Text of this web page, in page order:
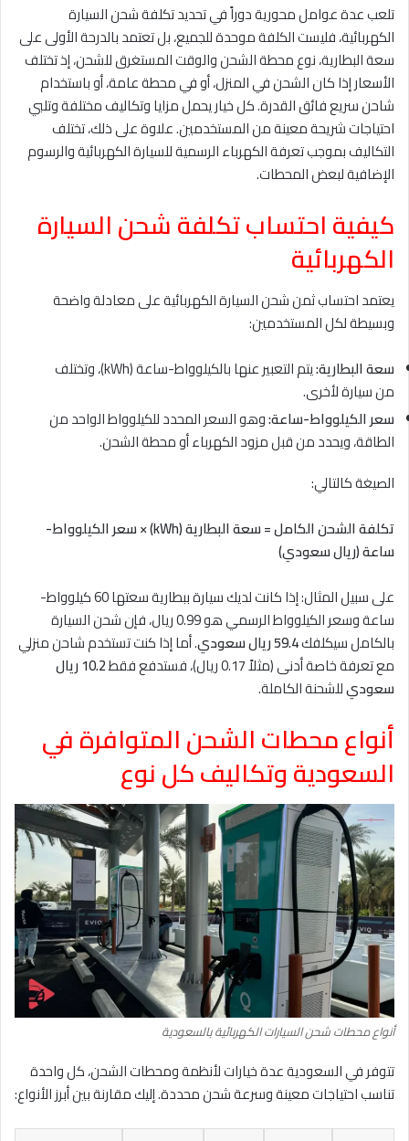
تلعب عدة عوامل محورية دوراً في تحديد تكلفة شحن السيارة
الكهربائية، فليست الكلفة موحدة للجميع، بل تعتمد بالدرحة الأولى على
سعة البطارية، نوع محطة الشحن والوقت المستغرق للشحن، إذ تختلف
الأسعار إذا كان الشحن في المنزل، أو في محطة عامة، أو باستخدام
شاحن سريع فائق القدرة. كل خيار يحمل مزايا وتكاليف مختلفة وتلبي
احتياجات شريحة معينة من المستخدمين. علاوة على ذلك، تختلف
التكاليف بموجب تعرفة الكهرباء الرسمية للسيارة الكهربائية والرسوم
الإضافية لبعض المحطات.
كيفية احتساب تكلفة شحن السيارة
الكهربائية
يعتمد احتساب ثمن شحن السيارة الكهربائية على معادلة واضحة
وبسيطة لكل المستخدمين:
سعة البطارية:
يتم التعبير عنها بالكيلوواط-ساعة (kWh)، وتختلف
من سيارة لأخرى.
سعر الكيلوواط-ساعة:وهو السعر المحدد للكيلوواط الواحد من
الطاقة، ويحدد من قبل مزود الكهرباء أو محطة الشحن.
الصيغة كالتالي:
تكلفة الشحن الكامل = سعة البطارية (kWh) × سعر الكيلوواط-
ساعة (ريال سعودي)
على سبيل المثال: إذا كانت لديك سيارة ببطارية سعتها 60 كيلوواط-
ساعة وسعر الكيلوواط الرسمي هو 0.99 ريال، فإن شحن السيارة
بالكامل سيكلفك59.4 ريال سعودي
. أما إذا كنت تستخدم شاحن منزلي
مع تعرفة خاصة أدنى (مثلاً 0.17 ريال)، فستدفع فقط
10.2 ريال
سعوديللشحنة الكاملة.
أنواع محطات الشحن المتوافرة في
السعودية وتكاليف كل نوع
أنواع محطات شحن السيارات الكهربائية بالسعودية
تتوفر في السعودية عدة خيارات لأنظمة ومحطات الشحن، كل واحدة
تناسب احتياجات معينة وسرعة شحن محددة. إليك مقارنة بين أبرز الأنواع: